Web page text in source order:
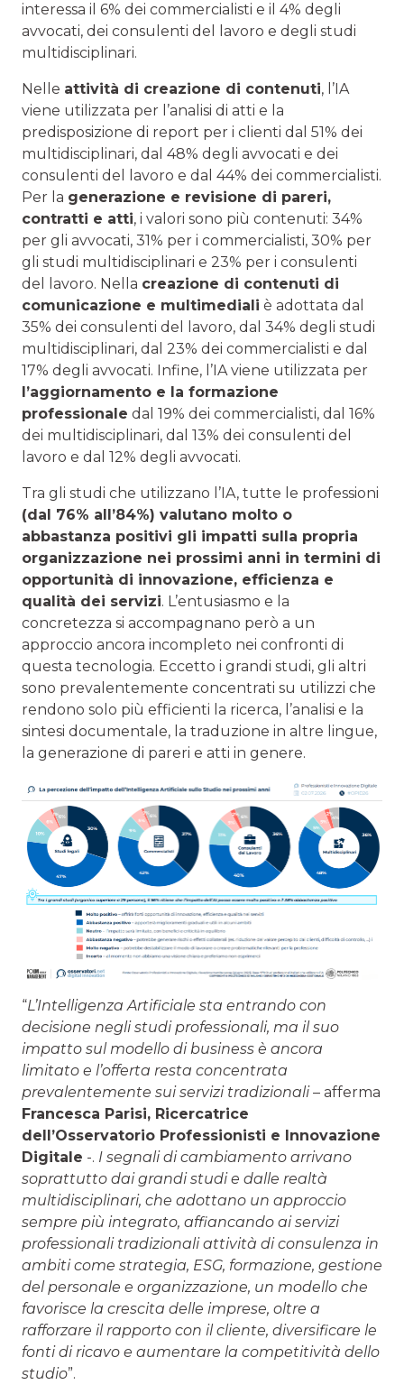
interessa il 6% dei commercialisti e il 4% degli
avvocati, dei consulenti del lavoro e degli studi
multidisciplinari.
Nelle attività di creazione di contenuti, l’IA
viene utilizzata per l’analisi di atti e la
predisposizione di report per i clienti dal 51% dei
multidisciplinari, dal 48% degli avvocati e dei
consulenti del lavoro e dal 44% dei commercialisti.
Per la generazione e revisione di pareri,
contratti e atti, i valori sono più contenuti: 34%
per gli avvocati, 31% per i commercialisti, 30% per
gli studi multidisciplinari e 23% per i consulenti
del lavoro. Nella creazione di contenuti di
comunicazione e multimediali è adottata dal
35% dei consulenti del lavoro, dal 34% degli studi
multidisciplinari, dal 23% dei commercialisti e dal
17% degli avvocati. Infine, l’IA viene utilizzata per
l’aggiornamento e la formazione
professionale dal 19% dei commercialisti, dal 16%
dei multidisciplinari, dal 13% dei consulenti del
lavoro e dal 12% degli avvocati.
Tra gli studi che utilizzano l’IA, tutte le professioni
(dal 76% all’84%) valutano molto o
abbastanza positivi gli impatti sulla propria
organizzazione nei prossimi anni in termini di
opportunità di innovazione, efficienza e
qualità dei servizi. L’entusiasmo e la
concretezza si accompagnano però a un
approccio ancora incompleto nei confronti di
questa tecnologia. Eccetto i grandi studi, gli altri
sono prevalentemente concentrati su utilizzi che
rendono solo più efficienti la ricerca, l’analisi e la
sintesi documentale, la traduzione in altre lingue,
la generazione di pareri e atti in genere.
“L’Intelligenza Artificiale sta entrando con
decisione negli studi professionali, ma il suo
impatto sul modello di business è ancora
limitato e l’offerta resta concentrata
prevalentemente sui servizi tradizionali– afferma
Francesca Parisi, Ricercatrice
dell’Osservatorio Professionisti e Innovazione
Digitale -. I segnali di cambiamento arrivano
soprattutto dai grandi studi e dalle realtà
multidisciplinari, che adottano un approccio
sempre più integrato, affiancando ai servizi
professionali tradizionali attività di consulenza in
ambiti come strategia, ESG, formazione, gestione
del personale e organizzazione, un modello che
favorisce la crescita delle imprese, oltre a
rafforzare il rapporto con il cliente, diversificare le
fonti di ricavo e aumentare la competitività dello
studio”.